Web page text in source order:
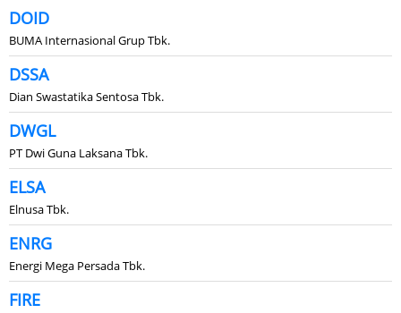
DOID
BUMA Internasional Grup Tbk.
DSSA
Dian Swastatika Sentosa Tbk.
DWGL
PT Dwi Guna Laksana Tbk.
ELSA
Elnusa Tbk.
ENRG
Energi Mega Persada Tbk.
FIRE